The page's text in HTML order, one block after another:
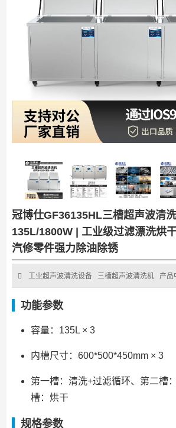
冠博仕GF36135HL三槽超声波清
135L/1800W | 工业级过滤漂洗烘
汽修零件强力除油除锈
工业超声波清洗设备 三槽超声波清洗机 产品
功能参数
容量：135L × 3
内槽尺寸：600*500*450mm × 3
第一槽：清洗+过滤循环、第二槽
槽：烘干
规格参数